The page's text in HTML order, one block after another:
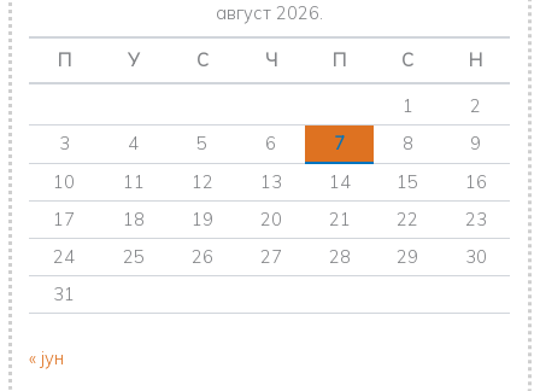
август 2026.
П У С Ч П С
Н
1
2
3
4 5 6 7 8
9
10
11 12 13 14 15
16
17
18 19 20 21 22
23
24
25 26 27 28 29
30
31
« јун